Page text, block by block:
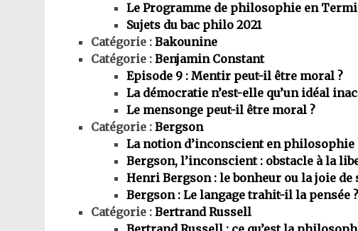
Le Programme de philosophie en
Sujets du bac philo 2021
Catégorie : Bakounine
Catégorie : Benjamin Constant
Episode 9 : Mentir peut-il être moral ?
La démocratie n’est-elle qu’un idéal
Le mensonge peut-il être moral ?
Catégorie : Bergson
La notion d’inconscient en philosophie
Bergson, l’inconscient : obstacle à la
Henri Bergson : le bonheur ou la joie de
Bergson : Le langage trahit-il la pensée ?
Catégorie : Bertrand Russell